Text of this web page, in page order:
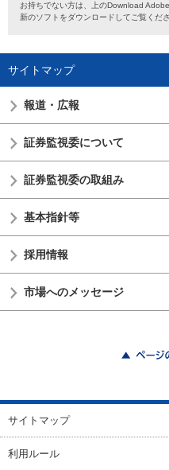
お持ちでない方は、上のDownload
新のソフトをダウンロードしてご覧くだ
サイトマップ
報道・広報
証券監視委について
証券監視委の取組み
基本指針等
採用情報
市場へのメッセージ
サイトマップ
利用ルール